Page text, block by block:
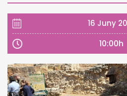
16 Juny
10:00h